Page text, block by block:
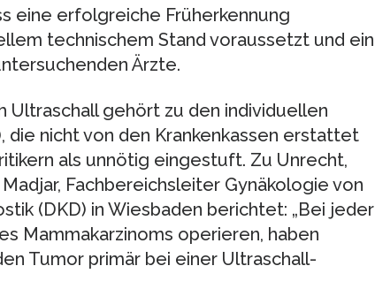
eine erfolgreiche Früherkennung
technischem Stand voraussetzt und ein
Ärzte.
Ultraschall gehört zu den individuellen
die nicht von den Krankenkassen erstattet
als unnötig eingestuft. Zu Unrecht,
Fachbereichsleiter Gynäkologie von
(DKD) in Wiesbaden berichtet: „Bei jeder
Mammakarzinoms operieren, haben
Tumor primär bei einer Ultraschall-